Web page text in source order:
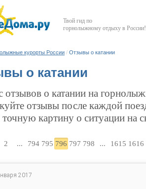
Твой гид по
горнолыжному отдыху в России!
курорты Росcии / Отзывы о катании
о катании
отзывов о катании на
отзывы после каждой
картину о ситуации на
2 ... 794 795 796 797 798 ... 1615 1616
2017